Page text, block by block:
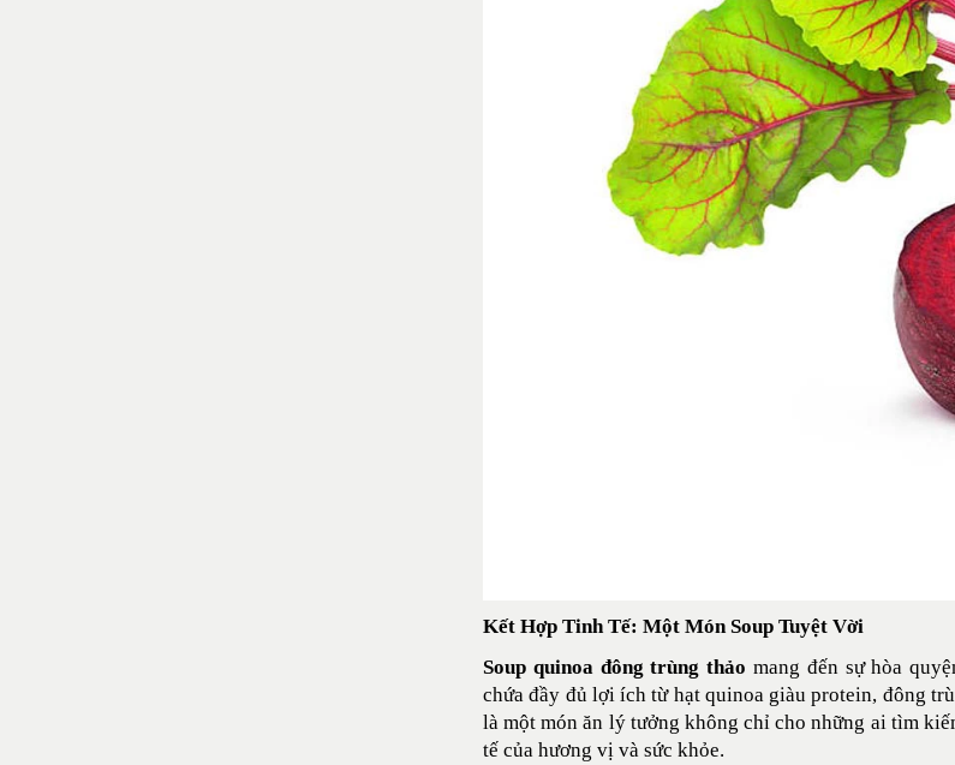
Kết Hợp Tinh Tế: Một Món Soup Tuyệt Vời
Soup quinoa đông trùng thảo mang đến sự hòa
chứa đầy đủ lợi ích từ hạt quinoa giàu protein, đông
là một món ăn lý tưởng không chỉ cho những ai tìm
tế của hương vị và sức khỏe.